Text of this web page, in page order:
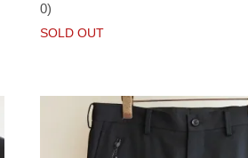
0)
SOLD OUT